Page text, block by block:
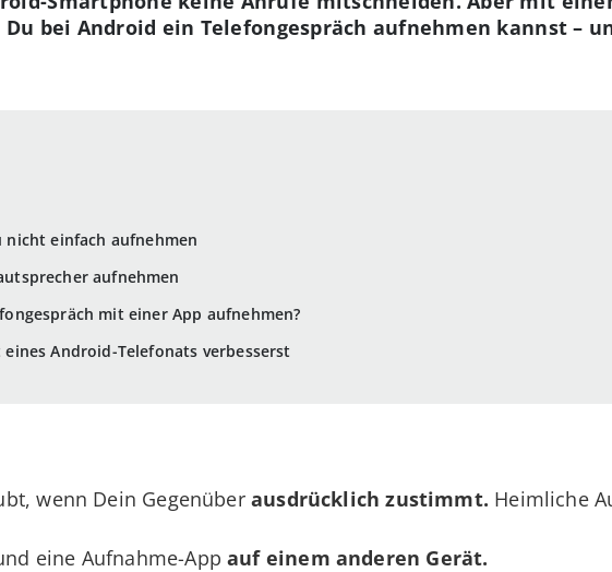
einfach aufnehmen
aufnehmen
mit einer App aufnehmen?
Android-Telefonats verbesserst
bei Android ein Telefongespräch aufnehmen kannst –
wenn Dein Gegenüber ausdrücklich zustimmt. Heimliche
eine Aufnahme-Appauf einem anderen Gerät.